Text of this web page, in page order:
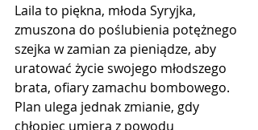
Laila to piękna, młoda Syryjka,
zmuszona do poślubienia potężnego
szejka w zamian za pieniądze, aby
uratować życie swojego młodszego
brata, ofiary zamachu bombowego.
Plan ulega jednak zmianie, gdy
chłopiec umiera z powodu